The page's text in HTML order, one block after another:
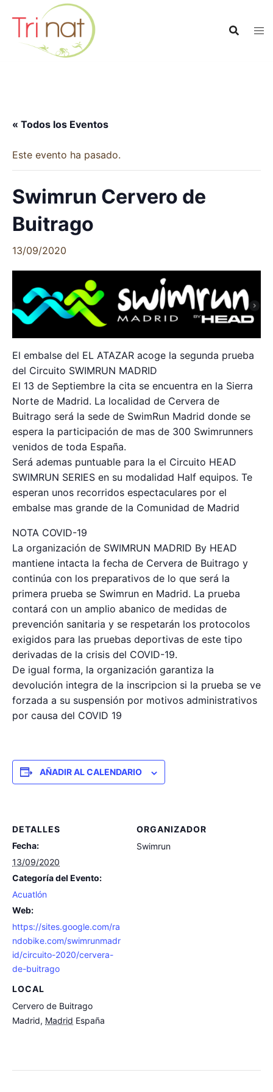
contenido
« Todos los Eventos
Este evento ha pasado.
Swimrun Cervero de
Buitrago
13/09/2020
El embalse del EL ATAZAR acoge la segunda prueba
del Circuito SWIMRUN MADRID
El 13 de Septiembre la cita se encuentra en la Sierra
Norte de Madrid. La localidad de Cervera de
Buitrago será la sede de SwimRun Madrid donde se
espera la participación de mas de 300 Swimrunners
venidos de toda España.
Será ademas puntuable para la el Circuito HEAD
SWIMRUN SERIES en su modalidad Half equipos. Te
esperan unos recorridos espectaculares por el
embalse mas grande de la Comunidad de Madrid
NOTA COVID-19
La organización de SWIMRUN MADRID By HEAD
mantiene intacta la fecha de Cervera de Buitrago y
continúa con los preparativos de lo que será la
primera prueba se Swimrun en Madrid. La prueba
contará con un amplio abanico de medidas de
prevención sanitaria y se respetarán los protocolos
exigidos para las pruebas deportivas de este tipo
derivadas de la crisis del COVID-19.
De igual forma, la organización garantiza la
devolución integra de la inscripcion si la prueba se ve
forzada a su suspensión por motivos administrativos
por causa del COVID 19
AÑADIR AL CALENDARIO
DETALLES
Fecha:
13/09/2020
Categoría del Evento:
Acuatlón
Web:
https://sites.google.com/ra
ndobike.com/swimrunmadr
id/circuito-2020/cervera-
de-buitrago
LOCAL
Cervero de Buitrago
Madrid, Madrid España
ORGANIZADOR
Swimrun